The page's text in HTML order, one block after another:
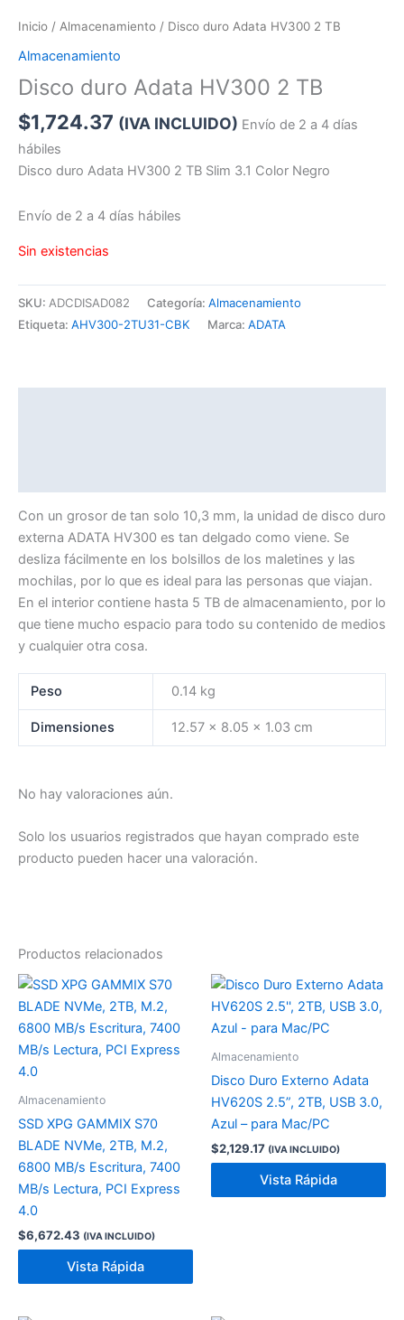
Inicio / Almacenamiento / Disco duro Adata HV300 2 TB
Almacenamiento
Disco duro Adata HV300 2 TB
$1,724.37 (IVA INCLUIDO) Envío de 2 a 4 días
hábiles
Disco duro Adata HV300 2 TB Slim 3.1 Color Negro
Envío de 2 a 4 días hábiles
Sin existencias
SKU: ADCDISAD082 Categoría: Almacenamiento
Etiqueta: AHV300-2TU31-CBK Marca: ADATA
Con un grosor de tan solo 10,3 mm, la unidad de disco duro
externa ADATA HV300 es tan delgado como viene. Se
desliza fácilmente en los bolsillos de los maletines y las
mochilas, por lo que es ideal para las personas que viajan.
En el interior contiene hasta 5 TB de almacenamiento, por lo
que tiene mucho espacio para todo su contenido de medios
y cualquier otra cosa.
Peso 0.14 kg
Dimensiones 12.57 × 8.05 × 1.03 cm
No hay valoraciones aún.
Solo los usuarios registrados que hayan comprado este
producto pueden hacer una valoración.
Productos relacionados
Almacenamiento
SSD XPG GAMMIX S70
BLADE NVMe, 2TB, M.2,
6800 MB/s Escritura, 7400
MB/s Lectura, PCI Express
4.0
$6,672.43 (IVA INCLUIDO)
Vista Rápida
Almacenamiento
Disco Duro Externo Adata
HV620S 2.5”, 2TB, USB 3.0,
Azul – para Mac/PC
$2,129.17 (IVA INCLUIDO)
Vista Rápida